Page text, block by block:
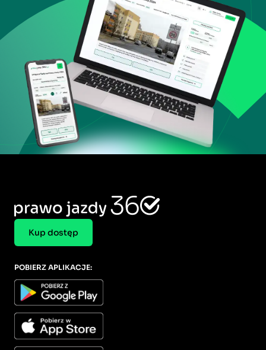
Kup dostęp
POBIERZ APLIKACJE: